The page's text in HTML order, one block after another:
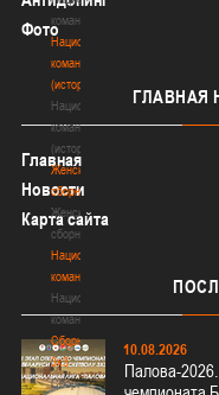
команда
Национальная
команда
(история)
Национальная
команда
(история)
Женские
сборные
Женские
сборные
Национальная
команда
Национальная
команда
Сборные
3х3
Сборные
Фото
ГЛАВНАЯ
Главная
Новости
Карта сайта
10.08.2026
Палова-2026.